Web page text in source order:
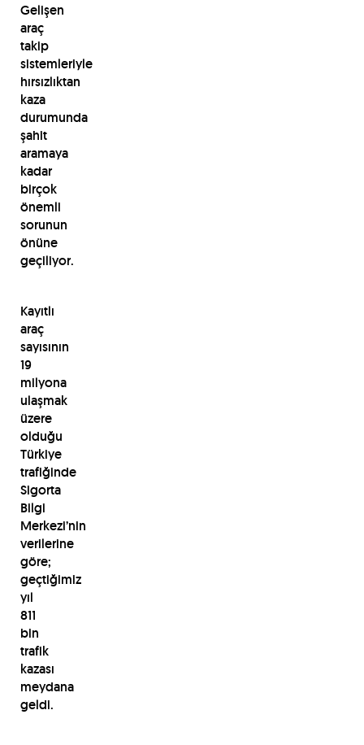
Gelişen
araç
takip
sistemleriyle
hırsızlıktan
kaza
durumunda
şahit
aramaya
kadar
birçok
önemli
sorunun
önüne
geçiliyor.
Kayıtlı
araç
sayısının
19
milyona
ulaşmak
üzere
olduğu
Türkiye
trafiğinde
Sigorta
Bilgi
Merkezi’nin
verilerine
göre;
geçtiğimiz
yıl
811
bin
trafik
kazası
meydana
geldi.